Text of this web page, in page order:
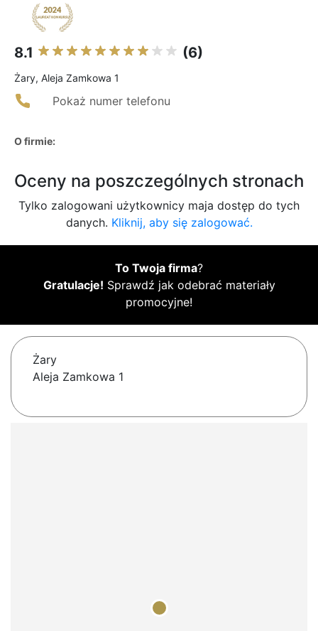
8.1 (6)
Żary, Aleja Zamkowa 1
Pokaż numer telefonu
O firmie:
Oceny na poszczególnych stronach
Tylko zalogowani użytkownicy maja dostęp do tych
danych. Kliknij, aby się zalogować.
To Twoja firma?
Gratulacje! Sprawdź jak odebrać materiały
promocyjne!
Żary
Aleja Zamkowa 1